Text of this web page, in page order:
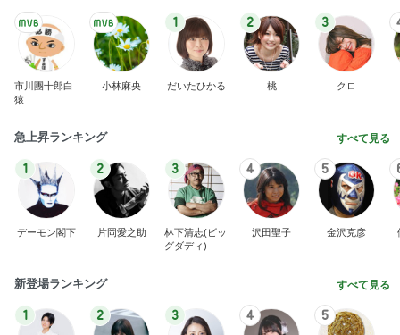
市川團十郎白
猿
小林麻央
1
だいたひかる
2
桃
3
クロ
急上昇ランキング すべて見る
1
デーモン閣下
2
片岡愛之助
3
林下清志(ビッ
グダディ)
4
沢田聖子
5
金沢克彦
新登場ランキング すべて見る
1 2 3 4 5